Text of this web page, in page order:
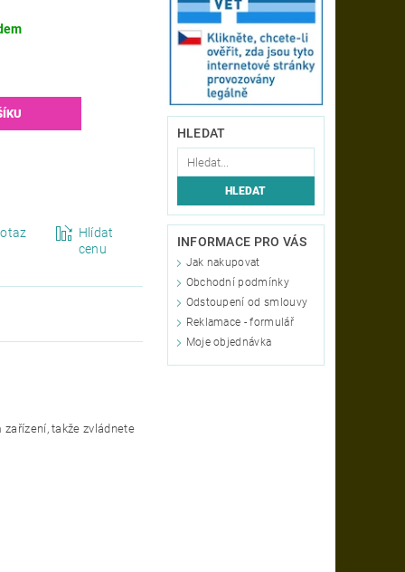
Hlídat
cenu
takže zvládnete
HLEDAT
INFORMACE PRO VÁS
Jak nakupovat
Obchodní podmínky
Odstoupení od smlouvy
Reklamace - formulář
Moje objednávka